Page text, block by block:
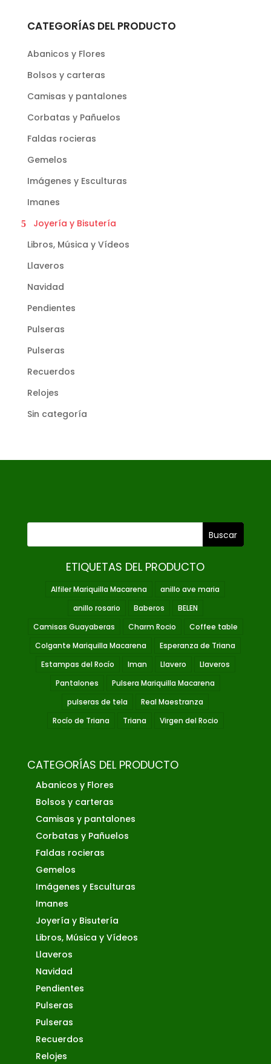
CATEGORÍAS DEL PRODUCTO
Abanicos y Flores
Bolsos y carteras
Camisas y pantalones
Corbatas y Pañuelos
Faldas rocieras
Gemelos
Imágenes y Esculturas
Imanes
Joyería y Bisutería
Libros, Música y Vídeos
Llaveros
Navidad
Pendientes
Pulseras
Pulseras
Recuerdos
Relojes
Sin categoría
ETIQUETAS DEL PRODUCTO
Alfiler Mariquilla Macarena
anillo ave maria
anillo rosario
Baberos
BELEN
Camisas Guayaberas
Charm Rocio
Coffee table
Colgante Mariquilla Macarena
Esperanza de Triana
Estampas del Rocío
Iman Llavero
Llaveros
Pantalones
Pulsera Mariquilla Macarena
pulseras de tela
Real Maestranza
Rocío de Triana
Triana Virgen del Rocio
CATEGORÍAS DEL PRODUCTO
Abanicos y Flores
Bolsos y carteras
Camisas y pantalones
Corbatas y Pañuelos
Faldas rocieras
Gemelos
Imágenes y Esculturas
Imanes
Joyería y Bisutería
Libros, Música y Vídeos
Llaveros
Navidad
Pendientes
Pulseras
Pulseras
Recuerdos
Relojes